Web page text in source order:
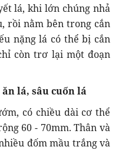
lá, khi lớn chúng nhả
rồi nằm bên trong cắn
nặng lá có thể bị cắn
còn trơ lại một đoạn
lá, sâu cuốn lá
có chiều dài cơ thể
60 - 70mm. Thân và
đốm mầu trắng và